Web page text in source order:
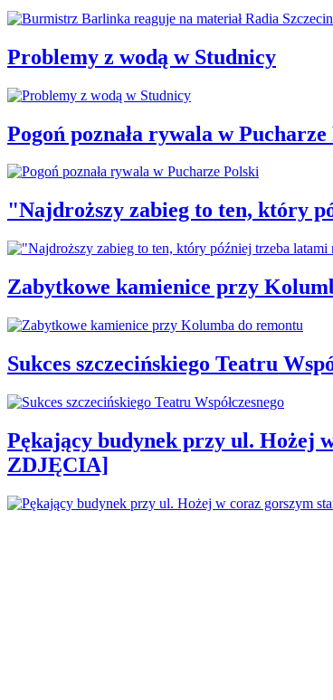
Problemy z wodą w Studnicy
Pogoń poznała rywala w
"Najdroższy zabieg to ten, który
Zabytkowe kamienice przy
Sukces szczecińskiego Teatru
Pękający budynek przy ul. Hożej
ZDJĘCIA]